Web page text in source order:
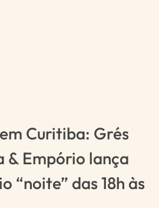
Curitiba: Grés
& Empório lança
“noite” das 18h às